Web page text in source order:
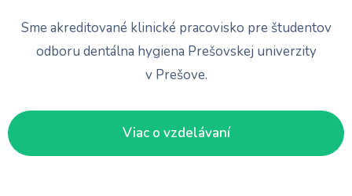
Sme akreditované klinické pracovisko pre študentov
odboru dentálna hygiena Prešovskej univerzity
v Prešove.
Viac o vzdelávaní